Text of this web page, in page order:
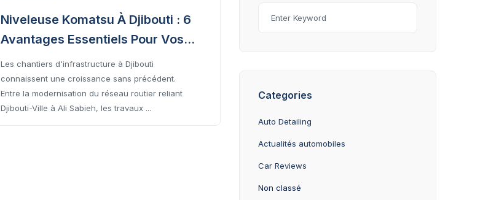
Niveleuse Komatsu À Djibouti : 6
Avantages Essentiels Pour Vos
Routes
Les chantiers d'infrastructure à Djibouti
connaissent une croissance sans précédent.
Entre la modernisation du réseau routier reliant
Djibouti-Ville à Ali Sabieh, les travaux ...
Categories
Auto Detailing
Actualités automobiles
Car Reviews
Non classé